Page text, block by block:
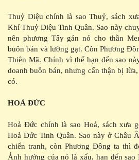
Thuỷ Diệu chính là sao Thuỷ, sách
Khí Thuỷ Diệu Tinh Quân. Sao này
nên phương Tây gán nó cho thần
buôn bán và lường gạt. Còn Phương
Thiên Mã. Chính vì thế hạn đến sao
doanh buôn bán, nhưng cẩn thận bị
có.
HOẢ ĐỨC
Hoả Đức chính là sao Hoả, sách xưa
Hoả Đức Tinh Quân. Sao này ở Châu
chiến tranh, còn Phương Đông ta thì
Ảnh hưởng của nó là xấu, hạn đến